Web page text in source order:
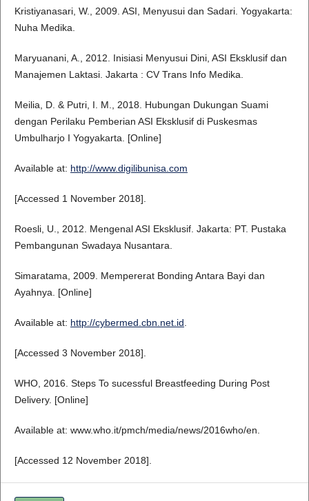
Kristiyanasari, W., 2009. ASI, Menyusui dan Sadari. Yogyakarta:
Nuha Medika.
Maryuanani, A., 2012. Inisiasi Menyusui Dini, ASI Eksklusif dan
Manajemen Laktasi. Jakarta : CV Trans Info Medika.
Meilia, D. & Putri, I. M., 2018. Hubungan Dukungan Suami
dengan Perilaku Pemberian ASI Eksklusif di Puskesmas
Umbulharjo I Yogyakarta. [Online]
Available at: http://www.digilibunisa.com
[Accessed 1 November 2018].
Roesli, U., 2012. Mengenal ASI Eksklusif. Jakarta: PT. Pustaka
Pembangunan Swadaya Nusantara.
Simaratama, 2009. Mempererat Bonding Antara Bayi dan
Ayahnya. [Online]
Available at: http://cybermed.cbn.net.id.
[Accessed 3 November 2018].
WHO, 2016. Steps To sucessful Breastfeeding During Post
Delivery. [Online]
Available at: www.who.it/pmch/media/news/2016who/en.
[Accessed 12 November 2018].